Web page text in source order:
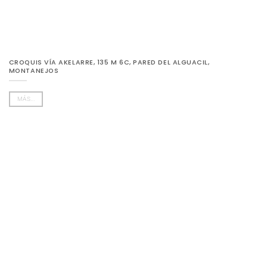
CROQUIS VÍA AKELARRE, 135 M 6C, PARED DEL ALGUACIL,
MONTANEJOS
MÁS...